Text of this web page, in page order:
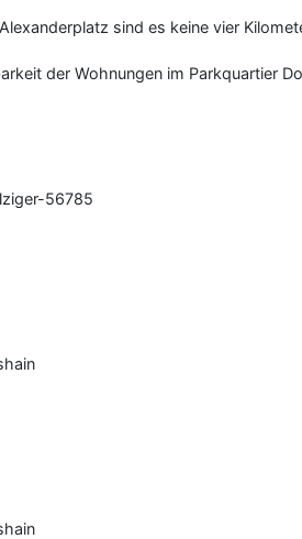
sind es keine vier
der Wohnungen im Parkquartier
56785